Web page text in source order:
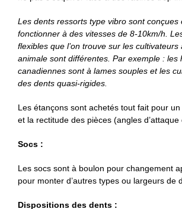
Les dents ressorts type vibro sont conçues
fonctionner à des vitesses de 8-10km/h.
flexibles que l’on trouve sur les cultivateurs
animale sont différentes. Par exemple : les
canadiennes sont à lames souples et les
des dents quasi-rigides.
Les étançons sont achetés tout fait pour
et la rectitude des pièces (angles d’attaque
Socs :
Les socs sont à boulon pour changement
pour monter d’autres types ou largeurs de
Dispositions des dents :